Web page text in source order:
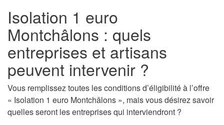
Isolation 1 euro
Montchâlons : quels
entreprises et artisans
peuvent intervenir ?
Vous remplissez toutes les conditions d’éligibilité à l’offre
« Isolation 1 euro Montchâlons », mais vous désirez savoir
quelles seront les entreprises qui interviendront ?